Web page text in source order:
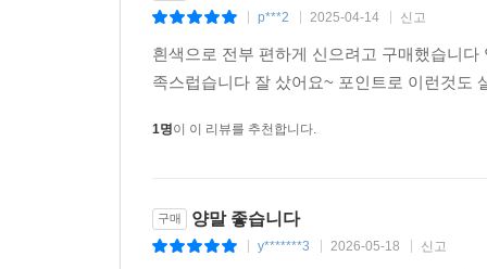
p***2 2025-04-14 신고
흰색으로 전부 편하게 신으려고 구매했습니
족스럽습니다 잘 샀어요~ 포인트로 이런것도
1명이 이 리뷰를 추천합니다.
구매 양말 좋습니다
y*******3 2026-05-18 신고